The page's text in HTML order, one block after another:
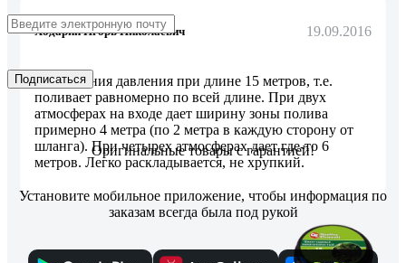
Ходарин Игорь Николаевич 19.09.2016
Нет падения давления при длине 15 метров, т.е.
поливает равномерно по всей длине. При двух
атмосферах на входе дает ширину зоны полива
примерно 4 метра (по 2 метра в каждую сторону от
шланга). При четырех атмосферах дает где-то 6
метров. Легко раскладывается, не хрупкий.
Подписаться
Оригинальные товары с гарантией!
Установите мобильное приложение, чтобы информация по
заказам всегда была под рукой